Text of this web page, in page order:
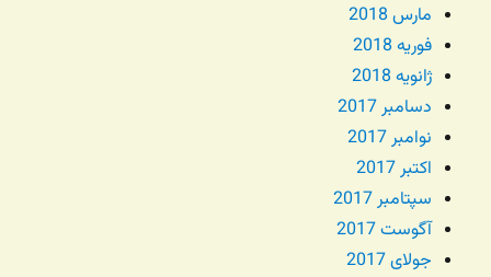
مارس 2018
فوریه 2018
ژانویه 2018
دسامبر 2017
نوامبر 2017
اکتبر 2017
سپتامبر 2017
آگوست 2017
جولای 2017